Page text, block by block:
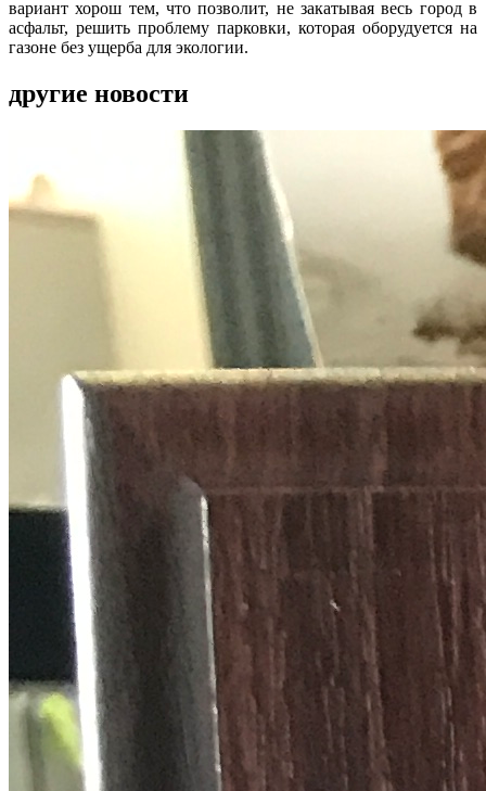
вариант хорош тем, что позволит, не закатывая весь город в
асфальт, решить проблему парковки, которая оборудуется на
газоне без ущерба для экологии.
другие новости